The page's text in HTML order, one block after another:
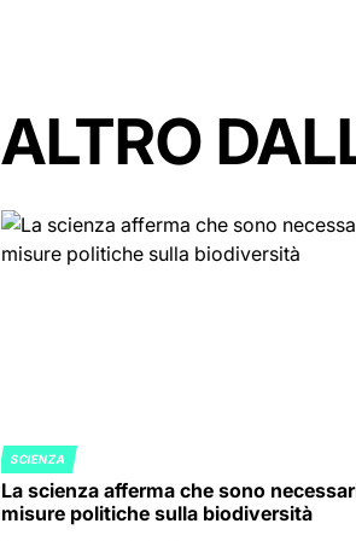
ALTRO
POSTED
IN
SCIENZA
La scienza afferma che sono
misure politiche sulla biodiversità